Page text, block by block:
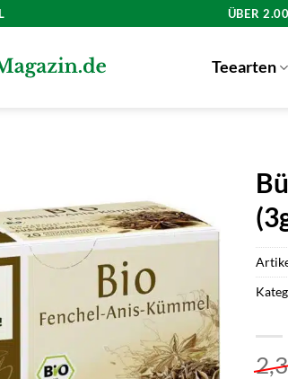
ÜBER
Teearten